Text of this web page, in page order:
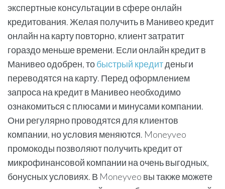
экспертные консультации в сфере онлайн
кредитования. Желая получить в Манивео кредит
онлайн на карту повторно, клиент затратит
гораздо меньше времени. Если онлайн кредит в
Манивео одобрен, тобыстрый кредитденьги
переводятся на карту. Перед оформлением
запроса на кредит в Манивео необходимо
ознакомиться с плюсами и минусами компании.
Они регулярно проводятся для клиентов
компании, но условия меняются. Moneyveo
промокоды позволяют получить кредит от
микрофинансовой компании на очень выгодных,
бонусных условиях. В Moneyveo вы также можете